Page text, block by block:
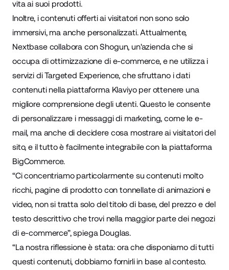
vita ai suoi prodotti.
Inoltre, i contenuti offerti ai visitatori non sono solo
immersivi, ma anche personalizzati. Attualmente,
Nextbase collabora conShogun, un'azienda che si
occupa di ottimizzazione di e-commerce, e ne utilizza i
servizi di Targeted Experience, che sfruttano i dati
contenuti nella piattaforma Klaviyo per ottenere una
migliore comprensione degli utenti. Questo le consente
di personalizzare i messaggi di marketing, come le e-
mail, ma anche di decidere cosa mostrare ai visitatori del
sito, e il tutto è facilmente integrabile con la piattaforma
BigCommerce.
“Ci concentriamo particolarmente su contenuti molto
ricchi, pagine di prodotto con tonnellate di animazioni e
video, non si tratta solo del titolo di base, del prezzo e del
testo descrittivo che trovi nella maggior parte dei negozi
di e-commerce”, spiega Douglas.
“La nostra riflessione è stata: ora che disponiamo di tutti
questi contenuti, dobbiamo fornirli in base al contesto.